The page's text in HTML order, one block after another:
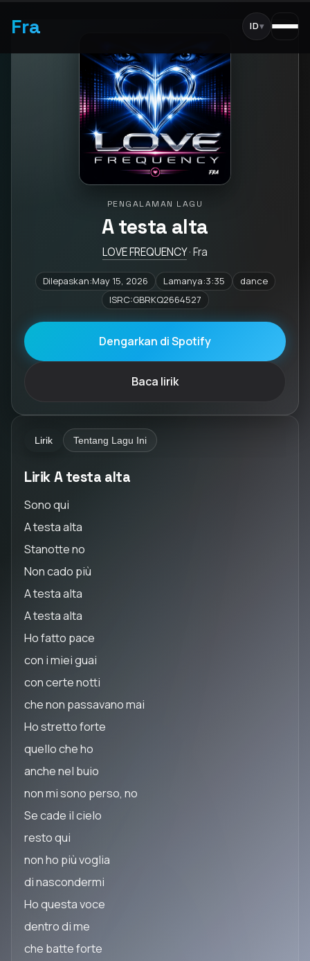
Fra ID▾
PENGALAMAN LAGU
A testa alta
LOVE FREQUENCY· Fra
Dilepaskan:May 15, 2026 Lamanya:3:35
dance
ISRC:GBRKQ2664527
Dengarkan di Spotify
Baca lirik
Lirik Tentang Lagu Ini
Lirik A testa alta
Sono qui
A testa alta
Stanotte no
Non cado più
A testa alta
A testa alta
Ho fatto pace
con i miei guai
con certe notti
che non passavano mai
Ho stretto forte
quello che ho
anche nel buio
non mi sono perso, no
Se cade il cielo
resto qui
non ho più voglia
di nascondermi
Ho questa voce
dentro di me
che batte forte